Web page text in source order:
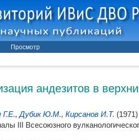
Просмотр
андезитов в
Г.Е.,Дубик Ю.М., Кирсанов И.Т. (1971)
III Всесоюзного